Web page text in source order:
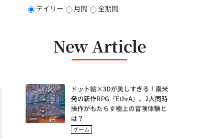
デイリー 月間 全期間
New Article
ドット絵×3Dが美しすぎる！南米
発の新作RPG『EthrA』、2人同時
操作がもたらす極上の冒険体験と
は？
ゲーム